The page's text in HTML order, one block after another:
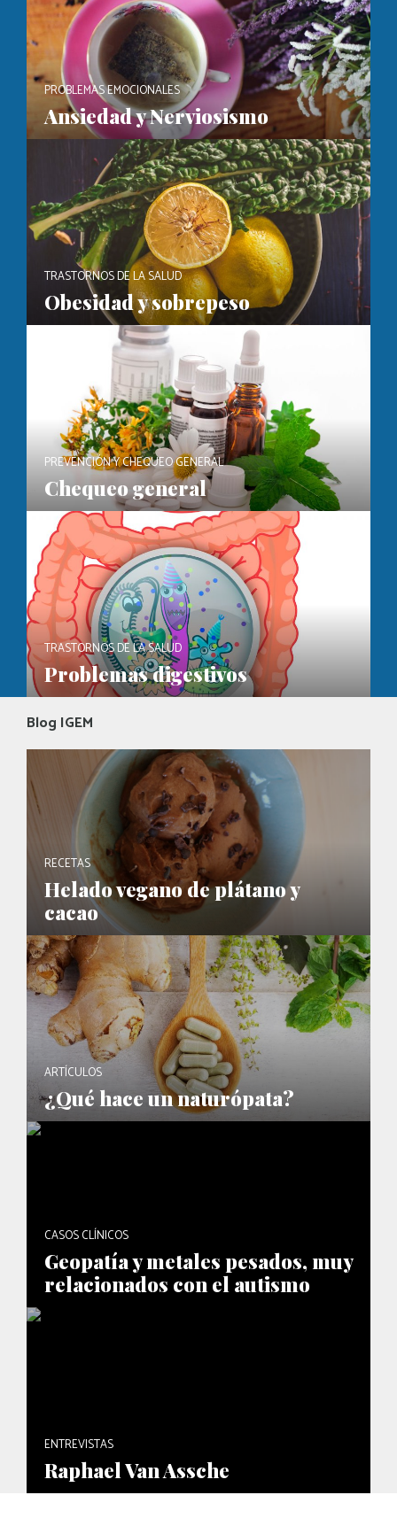
PROBLEMAS EMOCIONALES
Ansiedad y Nerviosismo
TRASTORNOS DE LA SALUD
Obesidad y sobrepeso
PREVENCIÓN Y CHEQUEO GENERAL
Chequeo general
TRASTORNOS DE LA SALUD
Problemas digestivos
Blog IGEM
RECETAS
Helado vegano de plátano y
cacao
ARTÍCULOS
¿Qué hace un naturópata?
CASOS CLÍNICOS
Geopatía y metales pesados, muy
relacionados con el autismo
ENTREVISTAS
Raphael Van Assche